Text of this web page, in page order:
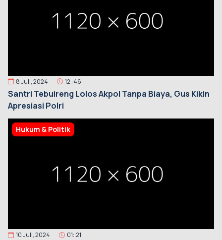
8 Juli, 2024 12::46
Santri Tebuireng Lolos Akpol Tanpa Biaya, Gus Kikin
Apresiasi Polri
Hukum & Politik
10 Juli, 2024 01::21